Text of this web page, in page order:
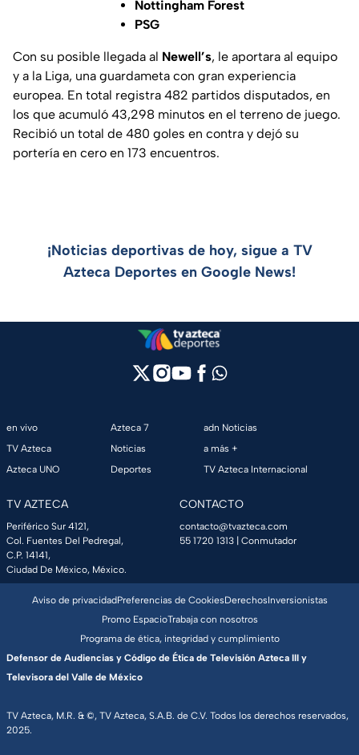
Nottingham Forest
PSG
Con su posible llegada al Newell’s, le aportara al equipo
y a la Liga, una guardameta con gran experiencia
europea. En total registra 482 partidos disputados, en
los que acumuló 43,298 minutos en el terreno de juego.
Recibió un total de 480 goles en contra y dejó su
portería en cero en 173 encuentros.
¡Noticias deportivas de hoy, sigue a TV
Azteca Deportes en Google News!
en vivo
TV Azteca
Azteca UNO
Azteca 7
Noticias
Deportes
adn Noticias
a más +
TV Azteca Internacional
TV AZTECA
Periférico Sur 4121,
Col. Fuentes Del Pedregal,
C.P. 14141,
Ciudad De México, México.
CONTACTO
contacto@tvazteca.com
55 1720 1313 | Conmutador
TV Azteca, M.R. & ©, TV Azteca, S.A.B. de C.V. Todos los derechos reservados,
2025.
Aviso de privacidadPreferencias de CookiesDerechosInversionistas
Promo EspacioTrabaja con nosotros
Programa de ética, integridad y cumplimiento
Defensor de Audiencias y Código de Ética de Televisión Azteca III y
Televisora del Valle de México